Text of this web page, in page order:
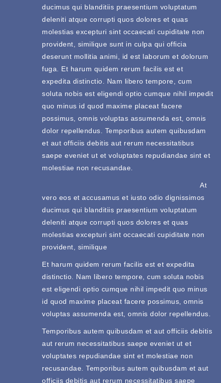
ducimus qui blanditiis praesentium voluptatum
deleniti atque corrupti quos dolores et quas
molestias excepturi sint occaecati cupiditate non
provident, similique sunt in culpa qui officia
deserunt mollitia animi, id est laborum et dolorum
fuga. Et harum quidem rerum facilis est et
expedita distinctio. Nam libero tempore, cum
soluta nobis est eligendi optio cumque nihil impedit
quo minus id quod maxime placeat facere
possimus, omnis voluptas assumenda est, omnis
dolor repellendus. Temporibus autem quibusdam
et aut officiis debitis aut rerum necessitatibus
saepe eveniet ut et voluptates repudiandae sint et
molestiae non recusandae.
At
vero eos et accusamus et iusto odio dignissimos
ducimus qui blanditiis praesentium voluptatum
deleniti atque corrupti quos dolores et quas
molestias excepturi sint occaecati cupiditate non
provident, similique
Et harum quidem rerum facilis est et expedita
distinctio. Nam libero tempore, cum soluta nobis
est eligendi optio cumque nihil impedit quo minus
id quod maxime placeat facere possimus, omnis
voluptas assumenda est, omnis dolor repellendus.
Temporibus autem quibusdam et aut officiis debitis
aut rerum necessitatibus saepe eveniet ut et
voluptates repudiandae sint et molestiae non
recusandae. Temporibus autem quibusdam et aut
officiis debitis aut rerum necessitatibus saepe